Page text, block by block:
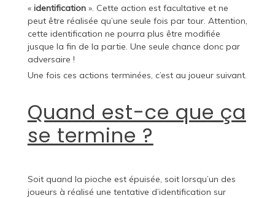
« identification». Cette action est facultative et ne
peut être réalisée qu’une seule fois par tour. Attention,
cette identification ne pourra plus être modifiée
jusque la fin de la partie. Une seule chance donc par
adversaire !
Une fois ces actions terminées, c’est au joueur suivant.
Quand est-ce que ça
se termine ?
Soit quand la pioche est épuisée, soit lorsqu’un des
joueurs à réalisé une tentative d’identification sur